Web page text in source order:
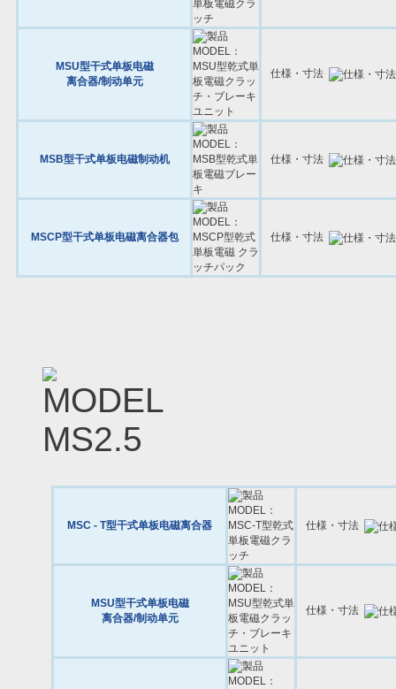
MSU型干式单板电磁
离合器/制动单元
仕様・寸法
MSB型干式单板电磁制动机 仕様・寸法
MSCP型干式单板电磁离合器包 仕様・寸法
MSC - T型干式单板电磁离合器 仕様・寸法
MSU型干式单板电磁
离合器/制动单元
仕様・寸法